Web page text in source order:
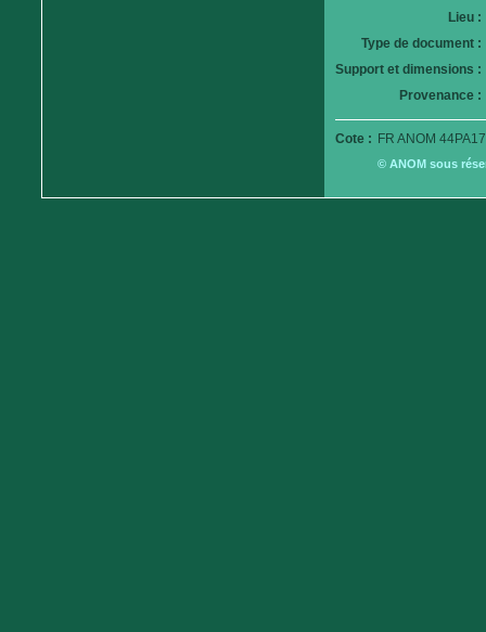
Lieu :
Type de document :
Support et dimensions :
Provenance :
Cote : FR ANOM
© ANOM sous